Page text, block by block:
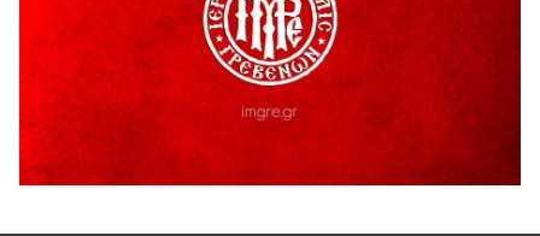
5 Αυγούστου 2026
Η Marseaux στα Γρεβενά για μια μοναδική συναυλία
Θερινό Σινεμά στο πλαίσιο του «Πολιτιστικού
Καλοκαιριού 2026» με την βραβευμένη ταινία «Μικρές
Ανάσες».